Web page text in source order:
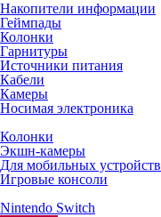
Накопители информации
Геймпады
Колонки
Гарнитуры
Источники питания
Кабели
Камеры
Носимая электроника
Колонки
Экшн-камеры
Для мобильных устройств
Игровые консоли
Nintendo Switch